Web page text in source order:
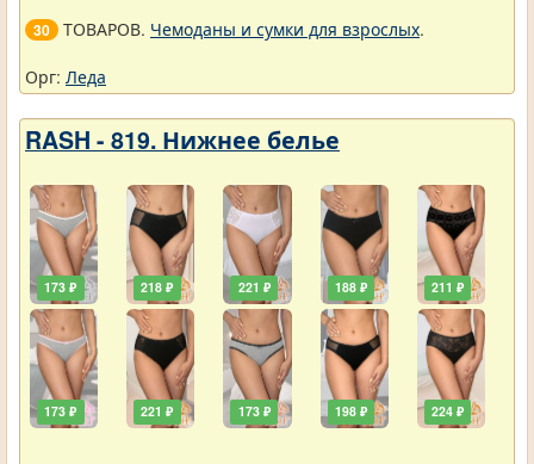
30 ТОВАРОВ. Чемоданы и сумки для взрослых.
Орг: Леда
RASH - 819. Нижнее белье
173 ₽
173 ₽
218 ₽
221 ₽
221 ₽
173 ₽
188 ₽
198 ₽
211 ₽
224 ₽